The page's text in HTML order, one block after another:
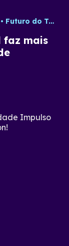
Futuro do Trabalho
faz mais